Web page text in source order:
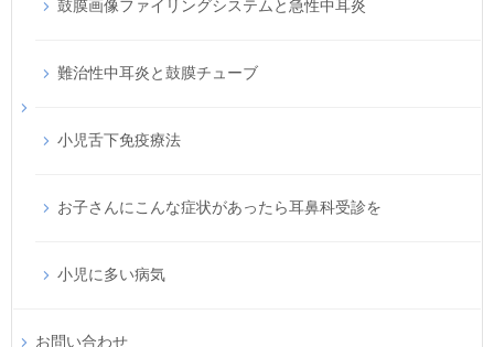
鼓膜画像ファイリングシステムと急性中耳炎
難治性中耳炎と鼓膜チューブ
小児舌下免疫療法
お子さんにこんな症状があったら耳鼻科受診を
小児に多い病気
お問い合わせ